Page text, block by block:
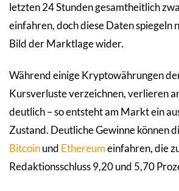
letzten 24 Stunden gesamtheitlich
einfahren, doch diese Daten spiegeln
Bild der Marktlage wider.
Während einige Kryptowährungen
Kursverluste verzeichnen, verlieren
deutlich – so entsteht am Markt ein
Zustand. Deutliche Gewinne können
Bitcoinund Ethereumeinfahren, die
Redaktionsschluss 9,20 und 5,70